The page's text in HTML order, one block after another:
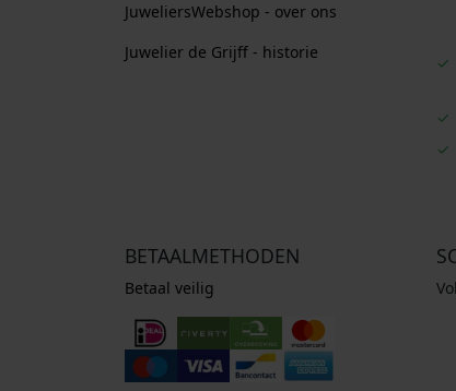
JuweliersWebshop - over ons
Juwelier de Grijff - historie
BETAALMETHODEN
Betaal veilig